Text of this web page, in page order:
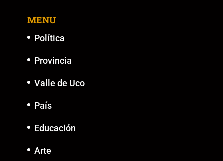
MENU
Política
Provincia
Valle de Uco
País
Educación
Arte